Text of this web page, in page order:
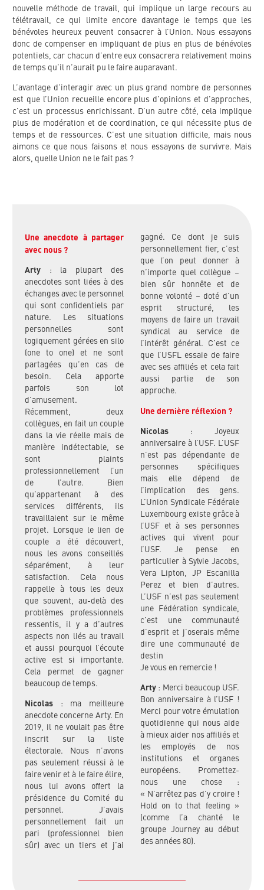
nouvelle méthode de travail, qui implique un large recours au
télétravail, ce qui limite encore davantage le temps que les
bénévoles heureux peuvent consacrer à l’Union. Nous essayons
donc de compenser en impliquant de plus en plus de bénévoles
potentiels, car chacun d’entre eux consacrera relativement moins
de temps qu’il n’aurait pu le faire auparavant.
L’avantage d’interagir avec un plus grand nombre de personnes
est que l’Union recueille encore plus d’opinions et d’approches,
c’est un processus enrichissant. D’un autre côté, cela implique
plus de modération et de coordination, ce qui nécessite plus de
temps et de ressources. C’est une situation difficile, mais nous
aimons ce que nous faisons et nous essayons de survivre. Mais
alors, quelle Union ne le fait pas ?
Une anecdote à partager
avec nous ?
Arty : la plupart des
anecdotes sont liées à des
échanges avec le personnel
qui sont confidentiels par
nature. Les situations
personnelles sont
logiquement gérées en silo
(one to one) et ne sont
partagées qu’en cas de
besoin. Cela apporte
parfois son lot
d’amusement.
Récemment, deux
collègues, en fait un couple
dans la vie réelle mais de
manière indétectable, se
sont plaints
professionnellement l’un
de l’autre. Bien
qu’appartenant à des
services différents, ils
travaillaient sur le même
projet. Lorsque le lien de
couple a été découvert,
nous les avons conseillés
séparément, à leur
satisfaction. Cela nous
rappelle à tous les deux
que souvent, au-delà des
problèmes professionnels
ressentis, il y a d’autres
aspects non liés au travail
et aussi pourquoi l’écoute
active est si importante.
Cela permet de gagner
beaucoup de temps.
Nicolas : ma meilleure
anecdote concerne Arty. En
2019, il ne voulait pas être
inscrit sur la liste
électorale. Nous n’avons
pas seulement réussi à le
faire venir et à le faire élire,
nous lui avons offert la
présidence du Comité du
personnel. J’avais
personnellement fait un
pari (professionnel bien
sûr) avec un tiers et j’ai
gagné. Ce dont je suis
personnellement fier, c’est
que l’on peut donner à
n’importe quel collègue –
bien sûr honnête et de
bonne volonté – doté d’un
esprit structuré, les
moyens de faire un travail
syndical au service de
l’intérêt général. C’est ce
que l’USFL essaie de faire
avec ses affiliés et cela fait
aussi partie de son
approche.
Une dernière réflexion ?
Nicolas : Joyeux
anniversaire à l’USF. L’USF
n’est pas dépendante de
personnes spécifiques
mais elle dépend de
l’implication des gens.
L’Union Syndicale Fédérale
Luxembourg existe grâce à
l’USF et à ses personnes
actives qui vivent pour
l’USF. Je pense en
particulier à Sylvie Jacobs,
Vera Lipton, JP Escanilla
Perez et bien d’autres.
L’USF n’est pas seulement
une Fédération syndicale,
c’est une communauté
d’esprit et j’oserais même
dire une communauté de
destin
Je vous en remercie !
Arty : Merci beaucoup USF.
Bon anniversaire à l’USF !
Merci pour votre émulation
quotidienne qui nous aide
à mieux aider nos affiliés et
les employés de nos
institutions et organes
européens. Promettez-
nous une chose :
« N’arrêtez pas d’y croire !
Hold on to that feeling »
(comme l’a chanté le
groupe Journey au début
des années 80).